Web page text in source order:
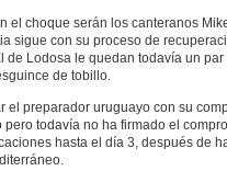
el choque serán los canteranos
sigue con su proceso de
de Lodosa le quedan todavía un
de tobillo.
el preparador uruguayo con su
todavía no ha firmado el
hasta el día 3, después de